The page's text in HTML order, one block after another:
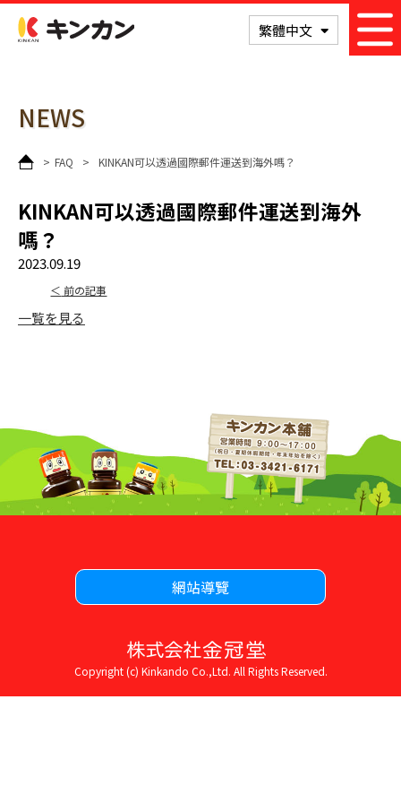
繁體中文
NEWS
> FAQ > KINKAN可以透過國際郵件運送到海外嗎？
KINKAN可以透過國際郵件運送到海外
嗎？
2023.09.19
前の記事
次の記事
一覧を見る
網站導覽
Copyright (c) Kinkando Co.,Ltd. All Rights Reserved.